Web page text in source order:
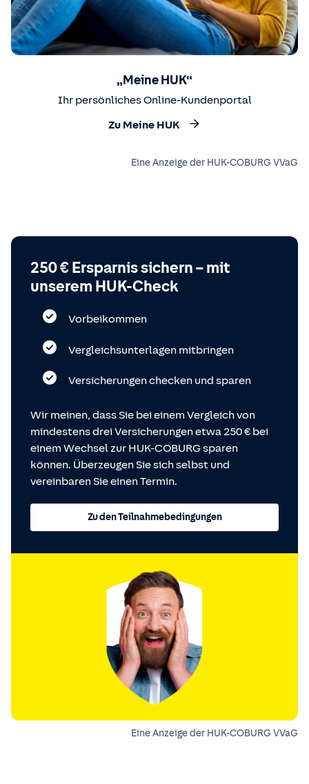
„Meine HUK“
Ihr persönliches Online-Kundenportal
Zu Meine HUK
Eine Anzeige der HUK-COBURG VVaG
250 € Ersparnis sichern – mit
unserem HUK-Check
Vorbeikommen
Vergleichsunterlagen mitbringen
Versicherungen checken und sparen
Wir meinen, dass Sie bei einem Vergleich von
mindestens drei Versicherungen etwa 250 € bei
einem Wechsel zur HUK-COBURG sparen
können. Überzeugen Sie sich selbst und
vereinbaren Sie einen Termin.
Zu den Teilnahmebedingungen
Eine Anzeige der HUK-COBURG VVaG